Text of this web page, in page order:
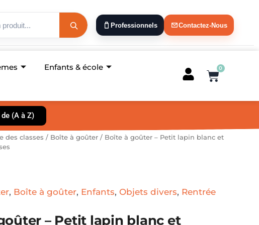
Professionnels Contactez-Nous
Enfants & école
0
Panier
(A à Z)
des classes / Boîte à goûter/ Boîte à goûter – Petit lapin blanc et
, Boîte à goûter, Enfants, Objets divers, Rentrée
– Petit lapin blanc et